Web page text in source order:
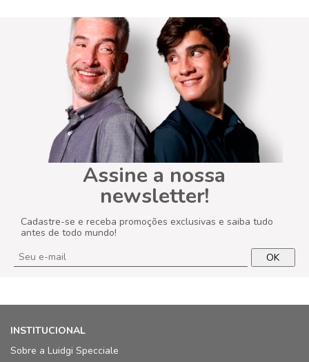
Assine a nossa
newsletter!
Cadastre-se e receba promoções exclusivas e saiba tudo
antes de todo mundo!
OK
INSTITUCIONAL
Sobre a Luidgi Specciale